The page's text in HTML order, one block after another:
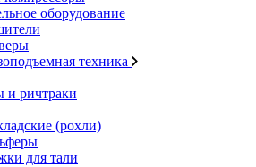
оборудование
техника
и ричтраки
(рохли)
для тали